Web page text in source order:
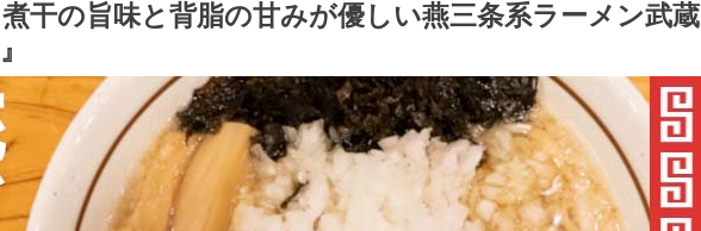
干の旨味と背脂の甘みが優しい燕三条系ラーメン武蔵